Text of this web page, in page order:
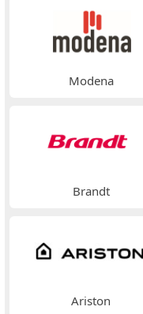
Modena
Brandt
Ariston